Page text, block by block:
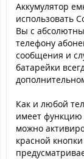
Аккумулятор
использовать
Вы с
телефону
сообщения и
батарейки
Как и любой
имеет функцию
можно
красной